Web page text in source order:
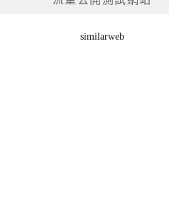
similarweb